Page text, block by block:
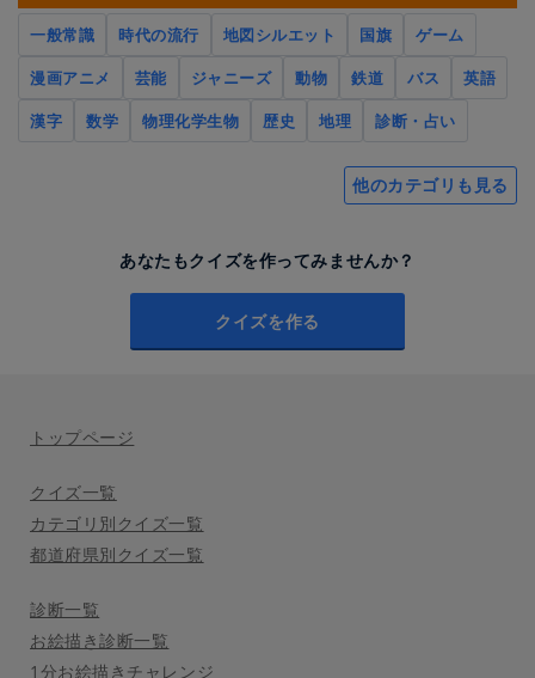
一般常識 時代の流行 地図シルエット 国旗
ゲーム
漫画アニメ
芸能 ジャニーズ 動物 鉄道 バス
英語
漢字
数学 物理化学生物 歴史 地理 診断・占い
他のカテゴリも見る
あなたもクイズを作ってみませんか？
クイズを作る
トップページ
クイズ一覧
カテゴリ別クイズ一覧
都道府県別クイズ一覧
診断一覧
お絵描き診断一覧
1分お絵描きチャレンジ